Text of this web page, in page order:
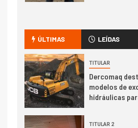
camión 100%
transportar
2
Producción
ÚLTIMAS LEÍDAS
TITULAR
Dercomaq
modelos de
hidráulicas
TITULAR 2